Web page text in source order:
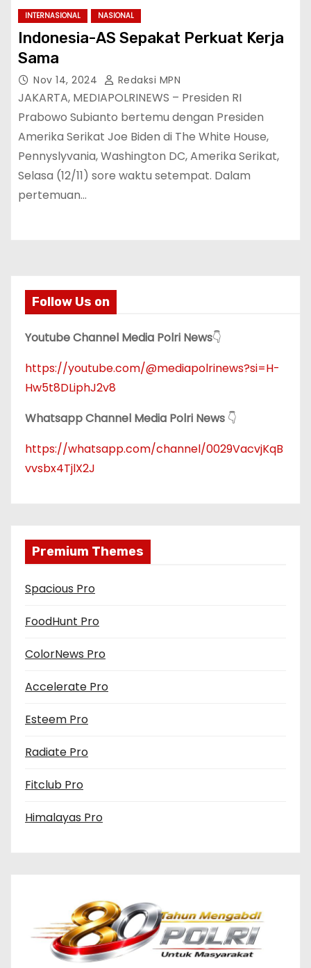
INTERNASIONAL NASIONAL
Indonesia-AS Sepakat Perkuat Kerja
Sama
Nov 14, 2024 Redaksi MPN
JAKARTA, MEDIAPOLRINEWS – Presiden RI
Prabowo Subianto bertemu dengan Presiden
Amerika Serikat Joe Biden di The White House,
Pennyslyvania, Washington DC, Amerika Serikat,
Selasa (12/11) sore waktu setempat. Dalam
pertemuan…
Follow Us on
Youtube Channel Media Polri News👇
https://youtube.com/@mediapolrinews?si=H-
Hw5t8DLiphJ2v8
Whatsapp Channel Media Polri News 👇
https://whatsapp.com/channel/0029VacvjKqB
vvsbx4TjlX2J
Premium Themes
Spacious Pro
FoodHunt Pro
ColorNews Pro
Accelerate Pro
Esteem Pro
Radiate Pro
Fitclub Pro
Himalayas Pro